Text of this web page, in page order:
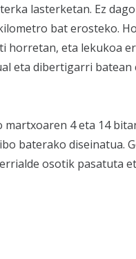
lasterketan. Ez
bat erosteko.
horretan, eta lekukoa
eta dibertigarri
4 eta 14
baterako diseinatua.
osotik pasatuta